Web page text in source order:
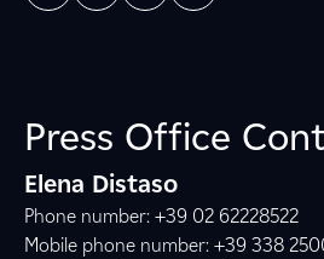
Press Office
Elena Distaso
Phone number: +39 02 62228522
Mobile phone number: +39 338